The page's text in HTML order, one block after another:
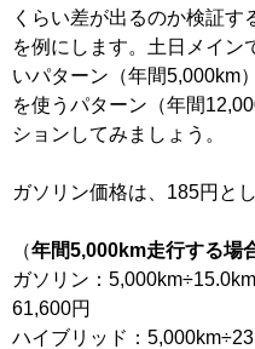
くらい差が出るのか検証す
を例にします。土日メイン
いパターン（年間5,000km
を使うパターン（年間
ションしてみましょう。
ガソリン価格は、185円とし
（年間5,000km走行する場
ガソリン：
61,600円
ハイブリッド：